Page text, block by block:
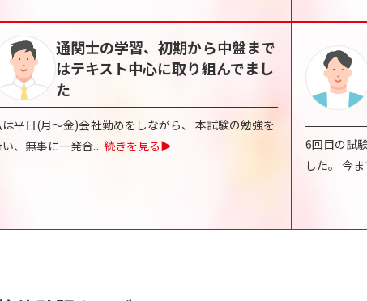
通関士の学習、初期から中盤まで
はテキスト中心に取り組んでまし
た
平日(月～金)会社勤めをしながら、 本試験の勉強を
、無事に一発合... 続きを見る▶
6回目の試
した。 今